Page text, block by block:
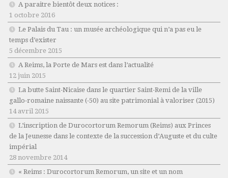
A paraitre bientôt deux notices :
1 octobre 2016
Le Palais du Tau : un musée archéologique qui n’a pas eu le
temps d’exister
5 décembre 2015
A Reims, la Porte de Mars est dans l’actualité
12 juin 2015
La butte Saint-Nicaise dans le quartier Saint-Remi de la ville
gallo-romaine naissante (-50) au site patrimonial à valoriser (2015)
14 avril 2015
L’inscription de Durocortorum Remorum (Reims) aux Princes
de la Jeunesse dans le contexte de la succession d’Auguste et du culte
impérial
28 novembre 2014
« Reims : Durocortorum Remorum, un site et un nom